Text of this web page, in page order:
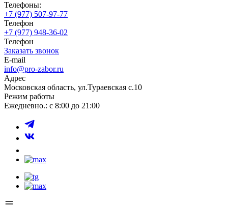
Телефоны:
+7 (977) 507-97-77
Телефон
+7 (977) 948-36-02
Телефон
Заказать звонок
E-mail
info@pro-zabor.ru
Адрес
Московская область, ул.Тураевская с.10
Режим работы
Ежедневно.: с 8:00 до 21:00